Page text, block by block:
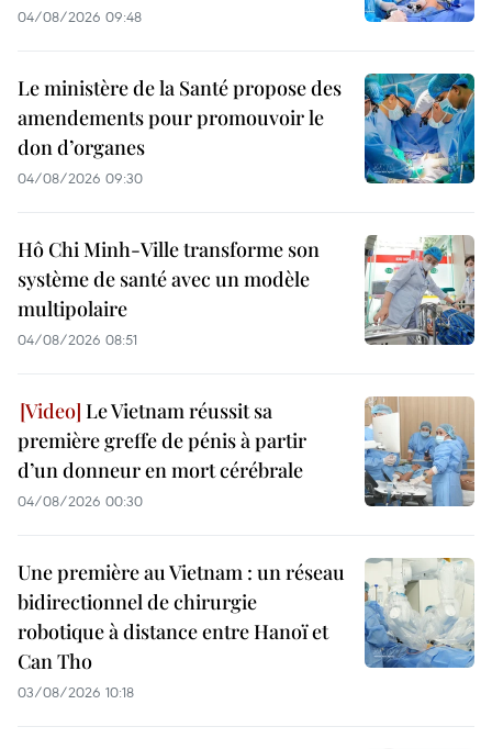
04/08/2026 09:48
Le ministère de la Santé propose des
amendements pour promouvoir le
don d’organes
04/08/2026 09:30
Hô Chi Minh-Ville transforme son
système de santé avec un modèle
multipolaire
04/08/2026 08:51
Le Vietnam réussit sa
première greffe de pénis à partir
d’un donneur en mort cérébrale
04/08/2026 00:30
Une première au Vietnam : un réseau
bidirectionnel de chirurgie
robotique à distance entre Hanoï et
Can Tho
03/08/2026 10:18